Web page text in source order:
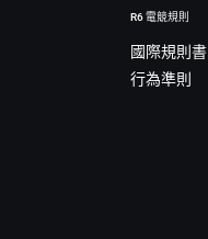
R6 電競規則
國際規則書
行為準則